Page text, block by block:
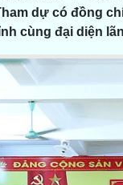
dự có đồng
cùng đại diện